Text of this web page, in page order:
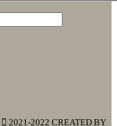
2021-2022 CREATED BY